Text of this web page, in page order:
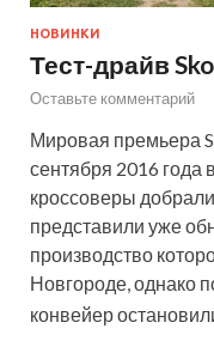
НОВИНКИ
Тест-драйв
Оставьте комментарий
Мировая премьера
сентября 2016 года
кроссоверы
представили уже
производство
Новгороде, однако
конвейер